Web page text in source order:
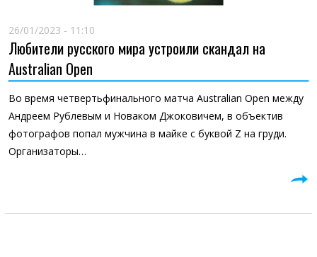
26/01/2023 - 11:10
Любители русского мира устроили скандал на
Australian Open
Во время четвертьфинального матча Australian Open между
Андреем Рублевым и Новаком Джоковичем, в объектив
фотографов попал мужчина в майке с буквой Z на груди.
Организаторы…